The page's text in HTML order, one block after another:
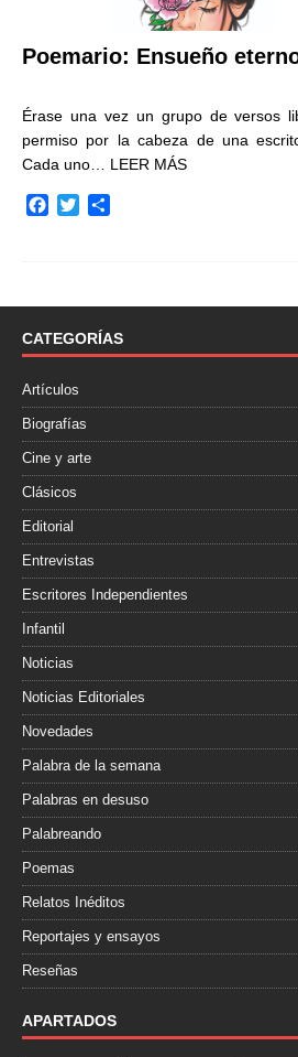
Poemario: Ensueño
Érase una vez un grupo de versos
permiso por la cabeza de una
Cada uno… LEER MÁS
o
k
r
t
i
CATEGORÍAS
Artículos
Biografías
Cine y arte
Clásicos
Editorial
Entrevistas
Escritores Independientes
Infantil
Noticias
Noticias Editoriales
Novedades
Palabra de la semana
Palabras en desuso
Palabreando
Poemas
Relatos Inéditos
Reportajes y ensayos
Reseñas
APARTADOS